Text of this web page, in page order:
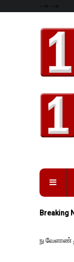
--> -->
Breaking
துறை